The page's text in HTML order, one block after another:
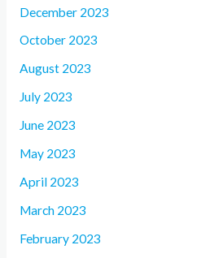
December 2023
October 2023
August 2023
July 2023
June 2023
May 2023
April 2023
March 2023
February 2023